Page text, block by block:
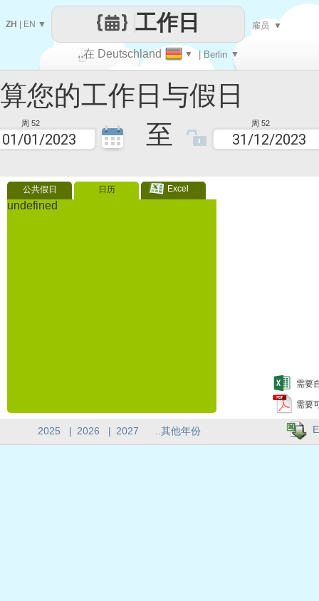
工作日与假日
周 52 至 周 52
公共假日 日历 Excel
undefined
需要
需要
让
每一天
..在 Deutschland ▼ | Berlin ▼
工作日
ZH EN ▼ 雇员 ▼
2025 | 2026 | 2027 ..其他年份